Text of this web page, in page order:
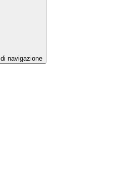
navigazione